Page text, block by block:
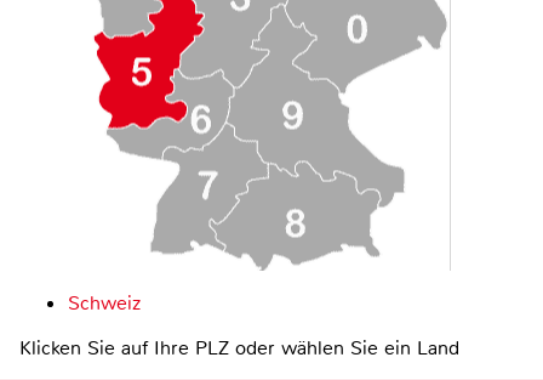
Schweiz
Klicken Sie auf Ihre PLZ oder wählen Sie ein Land